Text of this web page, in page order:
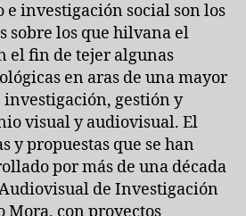
e investigación social son los
sobre los que hilvana el
el fin de tejer algunas
en aras de una mayor
gestión y
visual y audiovisual. El
y propuestas que se han
por más de una década
de Investigación